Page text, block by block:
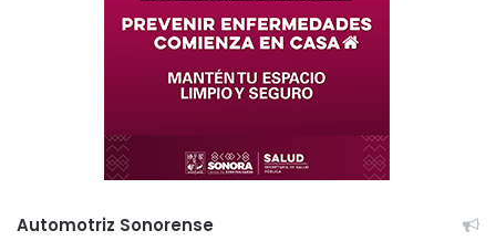
Automotriz Sonorense